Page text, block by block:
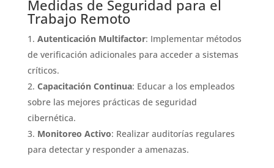
Medidas de Seguridad para el
Trabajo Remoto
Autenticación Multifactor: Implementar métodos
de verificación adicionales para acceder a sistemas
críticos.
Capacitación Continua: Educar a los empleados
sobre las mejores prácticas de seguridad
cibernética.
Monitoreo Activo: Realizar auditorías regulares
para detectar y responder a amenazas.